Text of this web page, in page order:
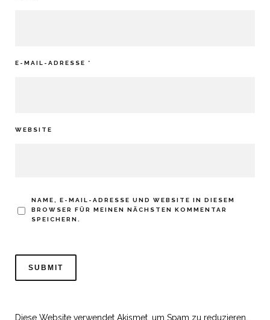
E-MAIL-ADRESSE *
WEBSITE
NAME, E-MAIL-ADRESSE UND WEBSITE IN DIESEM
BROWSER FÜR MEINEN NÄCHSTEN KOMMENTAR
SPEICHERN.
Diese Website verwendet Akismet, um Spam zu reduzieren.